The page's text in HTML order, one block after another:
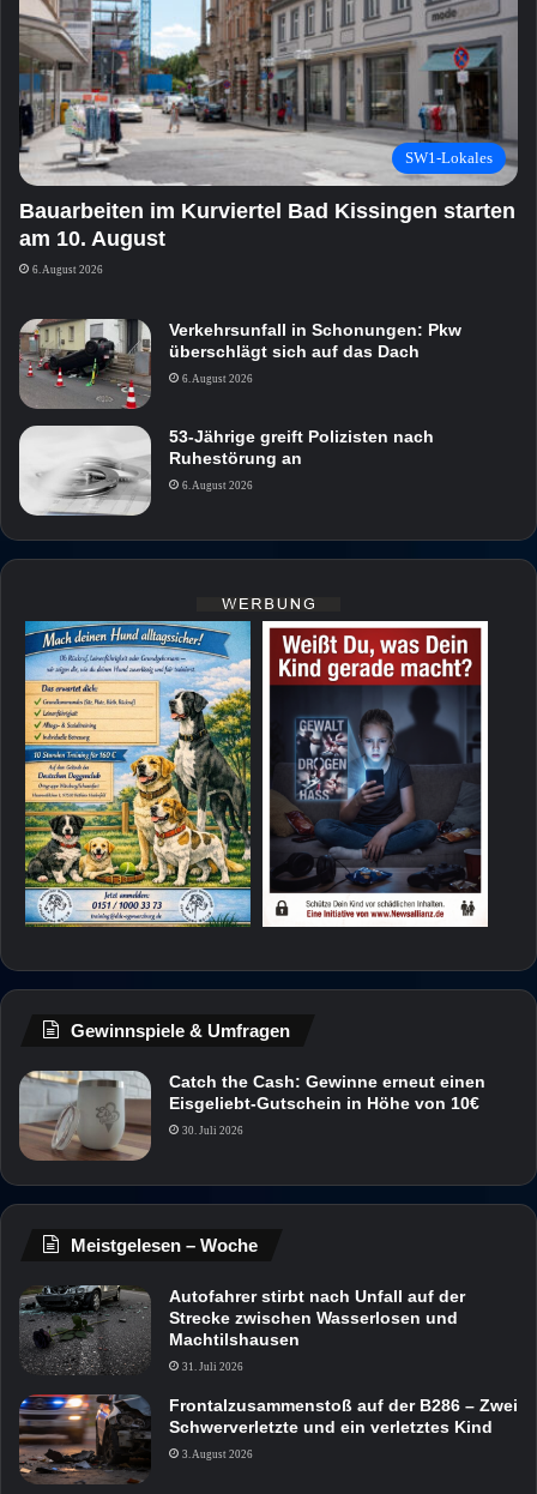
SW1-Lokales
Bauarbeiten im Kurviertel Bad Kissingen starten
am 10. August
6. August 2026
Verkehrsunfall in Schonungen: Pkw
überschlägt sich auf das Dach
6. August 2026
53-Jährige greift Polizisten nach
Ruhestörung an
6. August 2026
Gewinnspiele & Umfragen
Catch the Cash: Gewinne erneut einen
Eisgeliebt-Gutschein in Höhe von 10€
30. Juli 2026
Meistgelesen – Woche
Autofahrer stirbt nach Unfall auf der
Strecke zwischen Wasserlosen und
Machtilshausen
31. Juli 2026
Frontalzusammenstoß auf der B286 – Zwei
Schwerverletzte und ein verletztes Kind
3. August 2026